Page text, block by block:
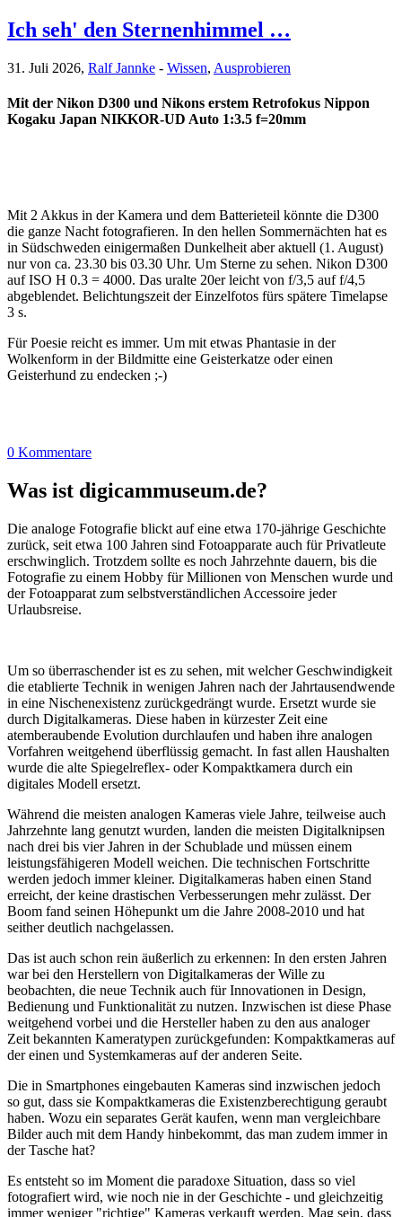
Ich seh' den Sternenhimmel …
31. Juli 2026, Ralf Jannke - Wissen, Ausprobieren
Mit der Nikon D300 und Nikons erstem Retrofokus Nippon
Kogaku Japan NIKKOR-UD Auto 1:3.5 f=20mm
Mit 2 Akkus in der Kamera und dem Batterieteil könnte die D300
die ganze Nacht fotografieren. In den hellen Sommernächten hat es
in Südschweden einigermaßen Dunkelheit aber aktuell (1. August)
nur von ca. 23.30 bis 03.30 Uhr. Um Sterne zu sehen. Nikon D300
auf ISO H 0.3 = 4000. Das uralte 20er leicht von f/3,5 auf f/4,5
abgeblendet. Belichtungszeit der Einzelfotos fürs spätere Timelapse
3 s.
Für Poesie reicht es immer. Um mit etwas Phantasie in der
Wolkenform in der Bildmitte eine Geisterkatze oder einen
Geisterhund zu endecken ;-)
0 Kommentare
Was ist digicammuseum.de?
Die analoge Fotografie blickt auf eine etwa 170-jährige Geschichte
zurück, seit etwa 100 Jahren sind Fotoapparate auch für Privatleute
erschwinglich. Trotzdem sollte es noch Jahrzehnte dauern, bis die
Fotografie zu einem Hobby für Millionen von Menschen wurde und
der Fotoapparat zum selbstverständlichen Accessoire jeder
Urlaubsreise.
Um so überraschender ist es zu sehen, mit welcher Geschwindigkeit
die etablierte Technik in wenigen Jahren nach der Jahrtausendwende
in eine Nischenexistenz zurückgedrängt wurde. Ersetzt wurde sie
durch Digitalkameras. Diese haben in kürzester Zeit eine
atemberaubende Evolution durchlaufen und haben ihre analogen
Vorfahren weitgehend überflüssig gemacht. In fast allen Haushalten
wurde die alte Spiegelreflex- oder Kompaktkamera durch ein
digitales Modell ersetzt.
Während die meisten analogen Kameras viele Jahre, teilweise auch
Jahrzehnte lang genutzt wurden, landen die meisten Digitalknipsen
nach drei bis vier Jahren in der Schublade und müssen einem
leistungsfähigeren Modell weichen. Die technischen Fortschritte
werden jedoch immer kleiner. Digitalkameras haben einen Stand
erreicht, der keine drastischen Verbesserungen mehr zulässt. Der
Boom fand seinen Höhepunkt um die Jahre 2008-2010 und hat
seither deutlich nachgelassen.
Das ist auch schon rein äußerlich zu erkennen: In den ersten Jahren
war bei den Herstellern von Digitalkameras der Wille zu
beobachten, die neue Technik auch für Innovationen in Design,
Bedienung und Funktionalität zu nutzen. Inzwischen ist diese Phase
weitgehend vorbei und die Hersteller haben zu den aus analoger
Zeit bekannten Kameratypen zurückgefunden: Kompaktkameras auf
der einen und Systemkameras auf der anderen Seite.
Die in Smartphones eingebauten Kameras sind inzwischen jedoch
so gut, dass sie Kompaktkameras die Existenzberechtigung geraubt
haben. Wozu ein separates Gerät kaufen, wenn man vergleichbare
Bilder auch mit dem Handy hinbekommt, das man zudem immer in
der Tasche hat?
Es entsteht so im Moment die paradoxe Situation, dass so viel
fotografiert wird, wie noch nie in der Geschichte - und gleichzeitig
immer weniger "richtige" Kameras verkauft werden. Mag sein, dass